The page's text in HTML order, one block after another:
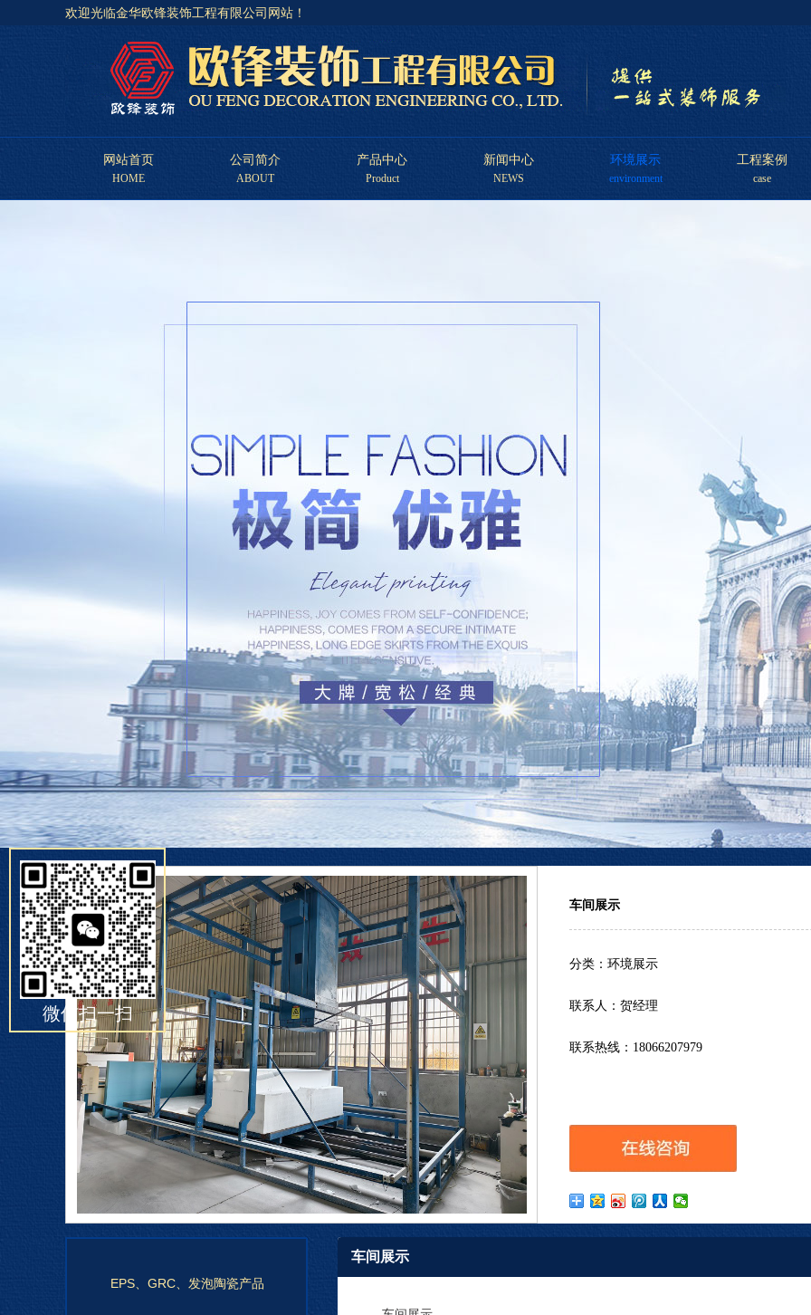
欢迎光临金华欧锋装饰工程有限公司网站！
网站首页
HOME
公司简介
ABOUT
产品中心
Product
新闻中心
NEWS
环境展示
environment
工程案例
case
车间展示
分类：环境展示
联系人：贺经理
联系热线：18066207979
EPS、GRC、发泡陶瓷产品
车间展示
微信扫一扫